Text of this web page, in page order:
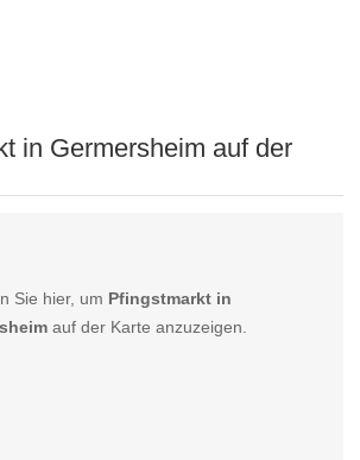
in Germersheim auf der
Sie hier, um Pfingstmarkt in
auf der Karte anzuzeigen.